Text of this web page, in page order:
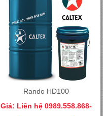
Rando HD100
Giá: Liên hệ 0989.558.868-